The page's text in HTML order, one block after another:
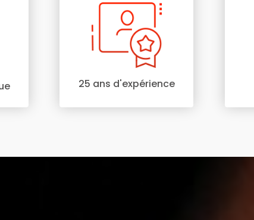
25 ans d'expérience